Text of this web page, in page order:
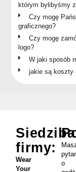
którym bylibyśmy
Czy mogę
graficznego?
Czy mogę
logo?
W jaki sposób
jakie są koszty
o
Siedziba
firmy:
Wear
Your